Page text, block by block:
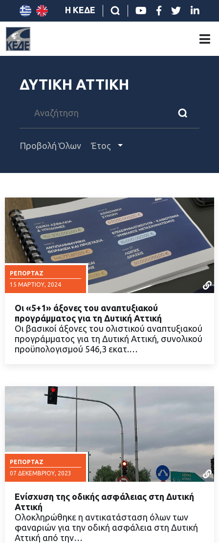
Η ΚΕΔΕ
ΔΥΤΙΚΗ ΑΤΤΙΚΗ
Προβολή Όλων Έτος
ΡΕΠΟΡΤΆΖ
15 ΜΑΡΤΊΟΥ, 2024
ΔΙΑΒΑΣΤΕ ΠΕΡΙΣΣΟΤΕΡΑ
Οι «5+1» άξονες του αναπτυξιακού
προγράμματος για τη Δυτική Αττική
Οι βασικοί άξονες του ολιστικού αναπτυξιακού
προγράμματος για τη Δυτική Αττική, συνολικού
προϋπολογισμού 546,3 εκατ.…
ΡΕΠΟΡΤΆΖ
07 ΔΕΚΕΜΒΡΊΟΥ, 2023
ΔΙΑΒΑΣΤΕ ΠΕΡΙΣΣΟΤΕΡΑ
Ενίσχυση της οδικής ασφάλειας στη Δυτική
Αττική
Ολοκληρώθηκε η αντικατάσταση όλων των
φαναριών για την οδική ασφάλεια στη Δυτική
Αττική από την…